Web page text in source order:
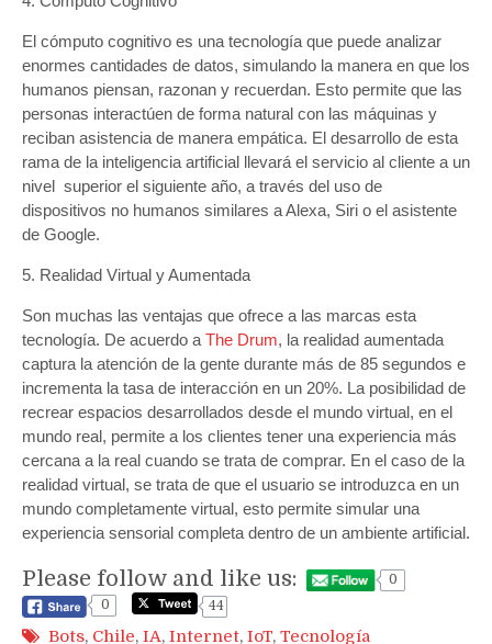
El cómputo cognitivo es una tecnología que puede analizar
enormes cantidades de datos, simulando la manera en que los
humanos piensan, razonan y recuerdan. Esto permite que las
personas interactúen de forma natural con las máquinas y
reciban asistencia de manera empática. El desarrollo de esta
rama de la inteligencia artificial llevará el servicio al cliente a un
nivel superior el siguiente año, a través del uso de
dispositivos no humanos similares a Alexa, Siri o el asistente
de Google.
5. Realidad Virtual y Aumentada
Son muchas las ventajas que ofrece a las marcas esta
tecnología. De acuerdo aThe Drum, la realidad aumentada
captura la atención de la gente durante más de 85 segundos e
incrementa la tasa de interacción en un 20%. La posibilidad de
recrear espacios desarrollados desde el mundo virtual, en el
mundo real, permite a los clientes tener una experiencia más
cercana a la real cuando se trata de comprar. En el caso de la
realidad virtual, se trata de que el usuario se introduzca en un
mundo completamente virtual, esto permite simular una
experiencia sensorial completa dentro de un ambiente artificial.
Please follow and like us:
0
0
44
Bots, Chile, IA, Internet, IoT, Tecnología